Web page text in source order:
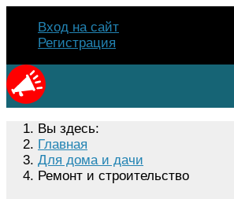
Вход на сайт
Регистрация
Вы здесь:
Главная
Для дома и дачи
Ремонт и строительство